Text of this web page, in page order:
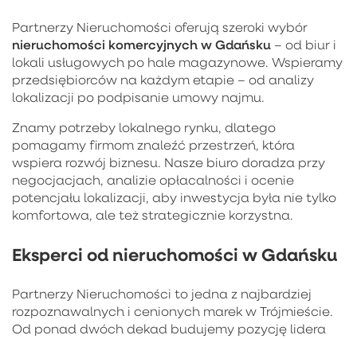
Partnerzy Nieruchomości oferują szeroki wybór
nieruchomości komercyjnych w Gdańsku – od biur i
lokali usługowych po hale magazynowe. Wspieramy
przedsiębiorców na każdym etapie – od analizy
lokalizacji po podpisanie umowy najmu.
Znamy potrzeby lokalnego rynku, dlatego
pomagamy firmom znaleźć przestrzeń, która
wspiera rozwój biznesu. Nasze biuro doradza przy
negocjacjach, analizie opłacalności i ocenie
potencjału lokalizacji, aby inwestycja była nie tylko
komfortowa, ale też strategicznie korzystna.
Eksperci od nieruchomości w Gdańsku
Partnerzy Nieruchomości to jedna z najbardziej
rozpoznawalnych i cenionych marek w Trójmieście.
Od ponad dwóch dekad budujemy pozycję lidera